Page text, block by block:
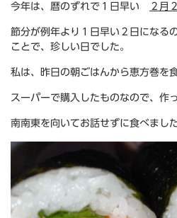
今年は、暦のずれで１日早い ２月
節分が例年より１日早い２日になるの
ことで、珍しい日でした。
私は、昨日の朝ごはんから恵方巻を
スーパーで購入したものなので、作
南南東を向いてお話せずに食べました